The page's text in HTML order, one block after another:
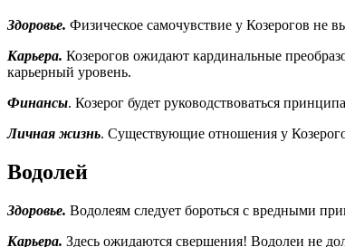
Здоровье. Физическое самочувствие у Козерогов не
Карьера. Козерогов ожидают кардинальные
карьерный уровень.
Финансы. Козерог будет руководствоваться
Личная жизнь. Существующие отношения у
Водолей
Здоровье. Водолеям следует бороться с вредными
Карьера. Здесь ожидаются свершения! Водолеи не